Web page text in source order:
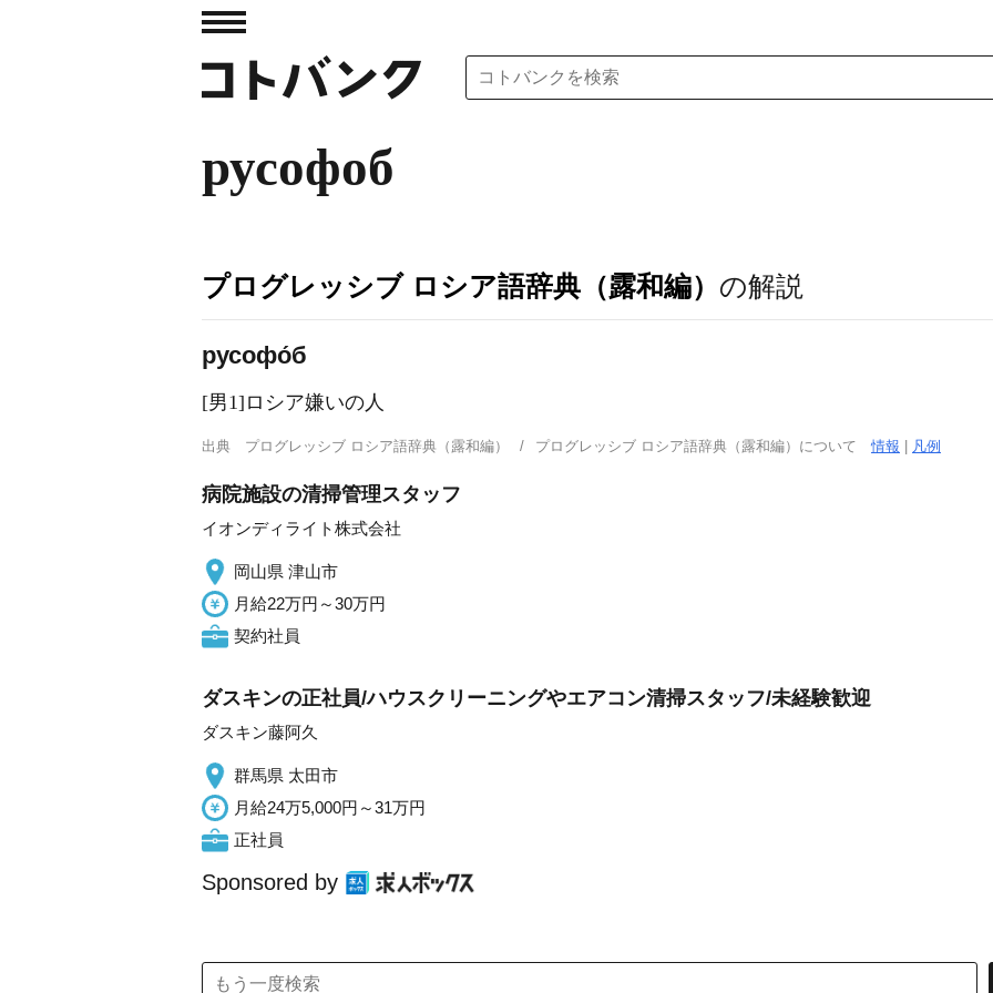
русофоб
プログレッシブ ロシア語辞典（露和編） の解説
русофо́б
[男1]ロシア嫌いの人
出典 プログレッシブ ロシア語辞典（露和編） プログレッシブ ロシア語辞典（露和編）について情報 凡例
病院施設の清掃管理スタッフ
イオンディライト株式会社
岡山県 津山市
月給22万円～30万円
契約社員
ダスキンの正社員/ハウスクリーニングやエアコン清掃スタッフ/未経験歓迎
ダスキン藤阿久
群馬県 太田市
月給24万5,000円～31万円
正社員
Sponsored by